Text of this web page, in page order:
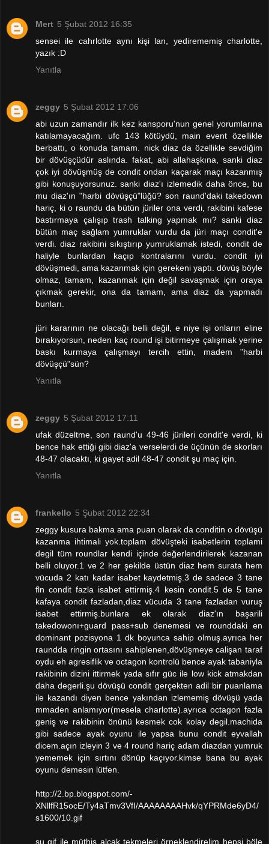
Mert 5 Şubat 2012 16:35
sensei ile cahrlotte aynı kişi lan, yedirememiş charlotte,
yazık :D
Yanıtla
zeggy 5 Şubat 2012 17:06
abi uzun zamandır ilk kez kansporu'nun genel yorumlarına
katılamayacağım. ufc 143 kötüydü, main event özellikle
berbattı, o konuda tamam. nick diaz da özellikle sevdiğim
bir dövüşçüdür aslında. fakat, abi allahaşkına, sanki diaz
çok iyi dövüşmüş de condit ondan kaçarak maçı kazanmış
gibi konuşuyorsunuz. sanki diaz'ı izlemedik daha önce, bu
mu diaz'ın "harbi dövüşçü"lüğü? son raund'daki takedown
hariç, ki o raundu da bütün jüriler ona verdi, rakibini kafese
bastırmaya çalışıp trash talking yapmak mı? sanki diaz
bütün maç sağlam yumruklar vurdu da jüri maçı condit'e
verdi. diaz rakibini sıkıştırıp yumruklamak istedi, condit de
haliyle bunlardan kaçıp kontralarını vurdu. condit iyi
dövüşmedi, ama kazanmak için gerekeni yaptı. dövüş böyle
olmaz, tamam, kazanmak için değil savaşmak için oraya
çıkmak gerekir, ona da tamam, ama diaz da yapmadı
bunları.
jüri kararının ne olacağı belli değil, e niye işi onların eline
bırakıyorsun, neden kaç round işi bitirmeye çalışmak yerine
baskı kurmaya çalışmayı tercih ettin, madem "harbi
dövüşçü"sün?
Yanıtla
zeggy 5 Şubat 2012 17:11
ufak düzeltme, son raund'u 49-46 jürileri condit'e verdi, ki
bence hak ettiği gibi diaz'a verselerdi de üçünün de skorları
48-47 olacaktı, ki gayet adil 48-47 condit şu maç için.
Yanıtla
frankello 5 Şubat 2012 22:34
zeggy kusura bakma ama puan olarak da conditin o dövüşü
kazanma ihtimali yok.toplam dövüşteki isabetlerin toplami
degil tüm roundlar kendi içinde değerlendirilerek kazanan
belli oluyor.1 ve 2 her şekilde üstün diaz hem surata hem
vücuda 2 katı kadar isabet kaydetmiş.3 de sadece 3 tane
fln condit fazla isabet ettirmiş.4 kesin condit.5 de 5 tane
kafaya condit fazladan,diaz vücuda 3 tane fazladan vuruş
isabet ettirmiş.bunlara ek olarak diaz'ın başarili
takedowonı+guard pass+sub denemesi ve rounddaki en
dominant pozisyona 1 dk boyunca sahip olmuş.ayrıca her
raundda ringin ortasını sahiplenen,dövüşmeye calişan taraf
oydu eh agresiflik ve octagon kontrolü bence ayak tabaniyla
rakibinin dizini ittirmek yada sıfır güc ile low kick atmakdan
daha degerli.şu dövüşü condit gerçekten adil bir puanlama
ile kazandı diyen bence yakından izlememiş dövüşü yada
mmaden anlamıyor(mesela charlotte).ayrıca octagon fazla
geniş ve rakibinin önünü kesmek cok kolay degil.machida
gibi sadece ayak oyunu ile yapsa bunu condit eyvallah
dicem.açın izleyin 3 ve 4 round hariç adam diazdan yumruk
yememek için sırtını dönüp kaçıyor.kimse bana bu ayak
oyunu demesin lütfen.
http://2.bp.blogspot.com/-
XNllfR15ocE/Ty4aTmv3VfI/AAAAAAAAHvk/qYPRMde6yD4/
s1600/10.gif
şu gif ile müthiş alcak tekmeleri örneklendirelim hepsi böle